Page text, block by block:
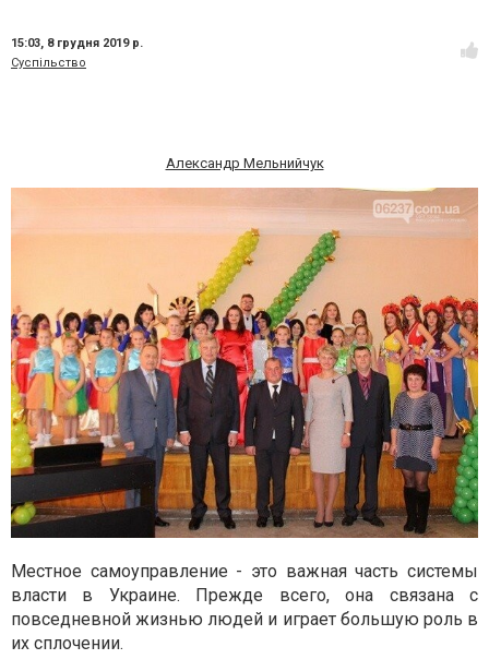
15:03, 8 грудня 2019 р.
Суспільство
Александр Мельнийчук
Местное самоуправление - это важная часть системы
власти в Украине. Прежде всего, она связана с
повседневной жизнью людей и играет большую роль в
их сплочении.